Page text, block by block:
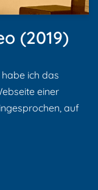
(2019)
ich das
einer
auf